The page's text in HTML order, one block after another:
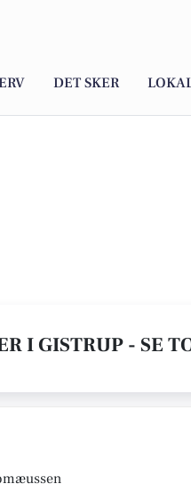
DET SKER
I GISTRUP - SE